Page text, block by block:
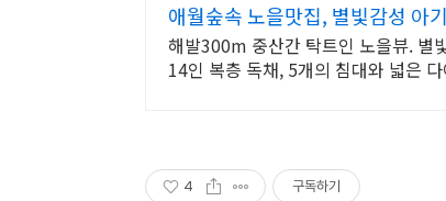
애월숲속 노을맛집, 별빛감성 아
해발300m 중산간 탁트인 노을뷰. 별
14인 복층 독채, 5개의 침대와 넓은
4 구독하기